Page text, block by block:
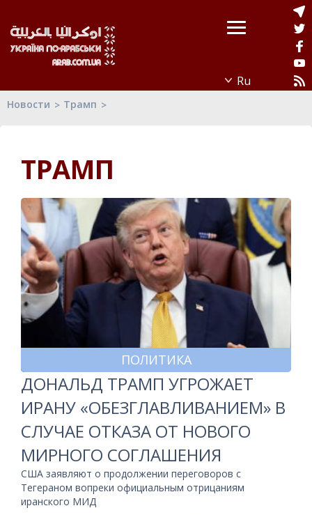
Новости Трамп
ТРАМП
ПОЛИТИКА
ДОНАЛЬД ТРАМП УГРОЖАЕТ
ИРАНУ «ОБЕЗГЛАВЛИВАНИЕМ» В
СЛУЧАЕ ОТКАЗА ОТ НОВОГО
МИРНОГО СОГЛАШЕНИЯ
США заявляют о продолжении переговоров с
Тегераном вопреки официальным отрицаниям
иранского МИД